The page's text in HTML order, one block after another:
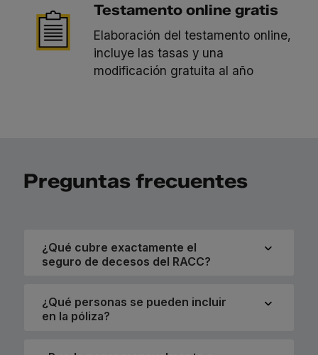
Testamento online gratis
Elaboración del testamento online,
incluye las tasas y una
modificación gratuita al año
Preguntas frecuentes
¿Qué cubre exactamente el
seguro de decesos del RACC?
¿Qué personas se pueden incluir
en la póliza?